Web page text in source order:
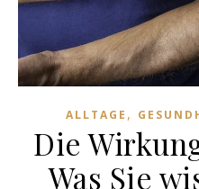
ALLTAGE ,
Die
Was Sie